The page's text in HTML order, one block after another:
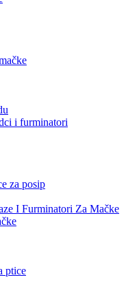
i furminatori
za posip
I Furminatori Za Mačke
ptice